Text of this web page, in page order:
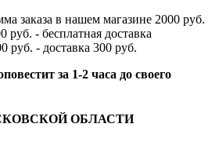
заказа в нашем магазине 2000 руб.
руб. - бесплатная доставка
руб. - доставка 300 руб.
за 1-2 часа до своего
ОБЛАСТИ